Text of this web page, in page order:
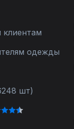
одежды
шт)